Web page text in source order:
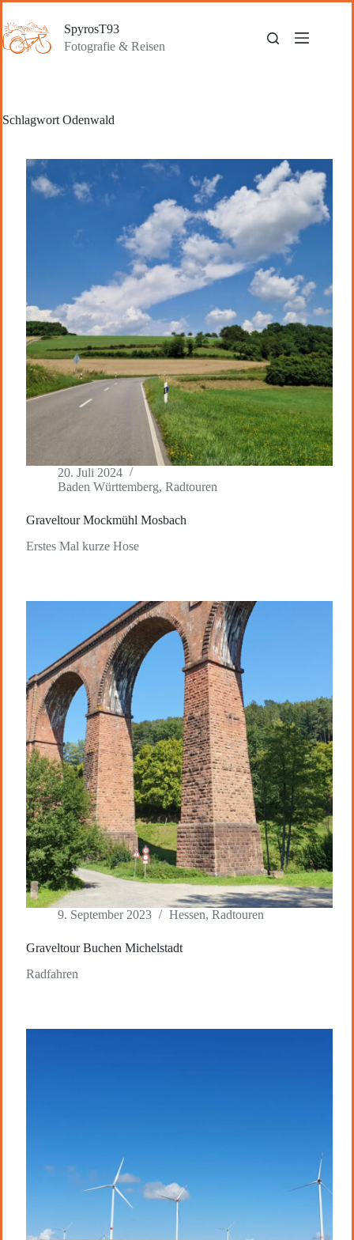
Inhalt
springen
SpyrosT93
Fotografie & Reisen
Schlagwort Odenwald
20. Juli 2024
Baden Württemberg, Radtouren
Graveltour Mockmühl Mosbach
Erstes Mal kurze Hose
9. September 2023 Hessen, Radtouren
Graveltour Buchen Michelstadt
Radfahren